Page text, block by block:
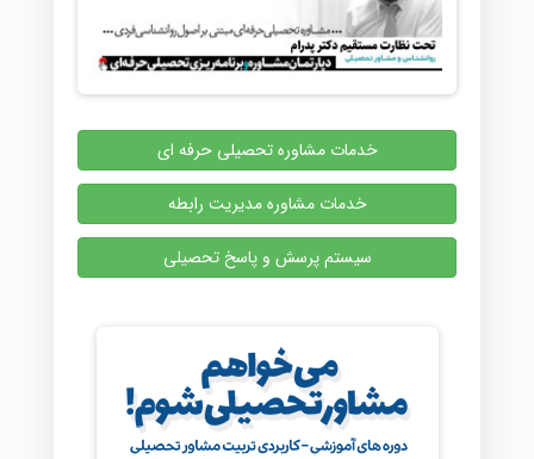
خدمات مشاوره تحصیلی حرفه ای
خدمات مشاوره مدیریت رابطه
سیستم پرسش و پاسخ تحصیلی